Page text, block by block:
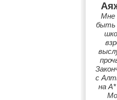
Мне
быть
с
на А*